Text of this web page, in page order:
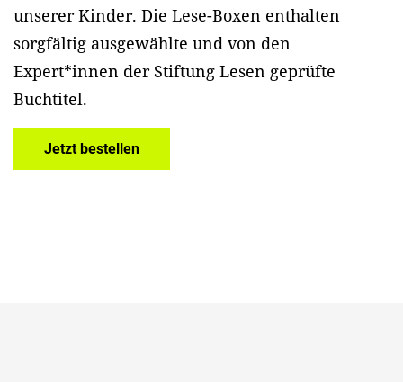
unserer Kinder. Die Lese-Boxen enthalten
sorgfältig ausgewählte und von den
Expert*innen der Stiftung Lesen geprüfte
Buchtitel.
Jetzt bestellen